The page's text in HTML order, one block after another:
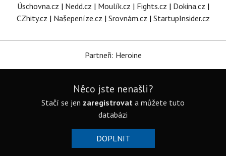
Úschovna.cz | Nedd.cz | Moulík.cz | Fights.cz | Dokina.cz |
CZhity.cz | Našepeníze.cz | Srovnám.cz | StartupInsider.cz
Partneři: Heroine
Něco jste nenašli?
Stačí se jen zaregistrovat a můžete tuto
databázi
DOPLNIT